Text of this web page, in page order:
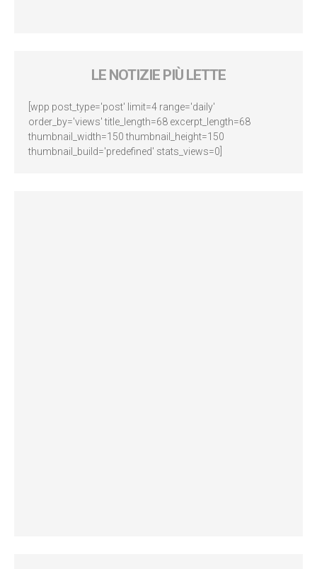
LE NOTIZIE PIÙ LETTE
[wpp post_type='post' limit=4 range='daily'
order_by='views' title_length=68 excerpt_length=68
thumbnail_width=150 thumbnail_height=150
thumbnail_build='predefined' stats_views=0]